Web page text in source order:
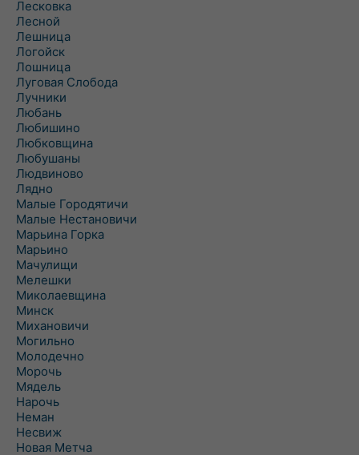
Лесковка
Лесной
Лешница
Логойск
Лошница
Луговая Слобода
Лучники
Любань
Любишино
Любковщина
Любушаны
Людвиново
Лядно
Малые Городятичи
Малые Нестановичи
Марьина Горка
Марьино
Мачулищи
Мелешки
Миколаевщина
Минск
Михановичи
Могильно
Молодечно
Морочь
Мядель
Нарочь
Неман
Несвиж
Новая Метча